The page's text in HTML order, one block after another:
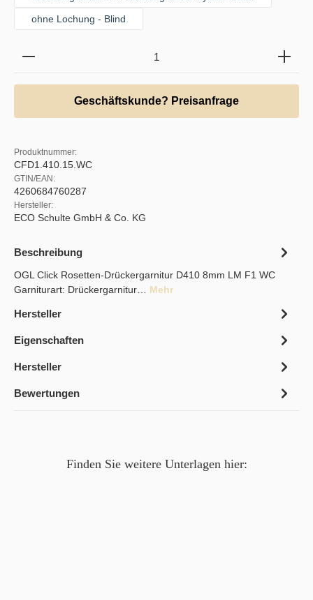
ohne Lochung - Blind
Produkt Anzahl: Gib den gewünschten Wert ein
Geschäftskunde? Preisanfrage
Produktnummer:
CFD1.410.15.WC
GTIN/EAN:
4260684760287
Hersteller:
ECO Schulte GmbH & Co. KG
Beschreibung
OGL Click Rosetten-Drückergarnitur D410 8mm LM F1 WC
Garniturart: Drückergarnitur… Mehr
Hersteller
Eigenschaften
Hersteller
Bewertungen
Finden Sie weitere Unterlagen hier: